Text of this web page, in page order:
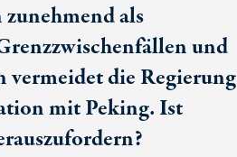
als
und
vermeidet die Regierung
mit Peking. Ist